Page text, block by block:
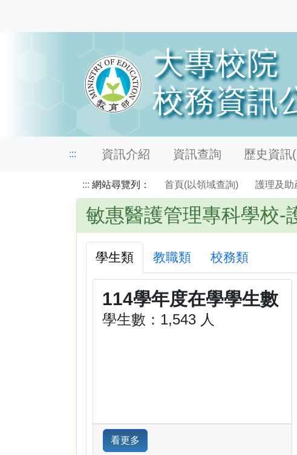
::: 資訊介紹 資訊查詢 歷史資訊
::: 網站尋覽列： 首頁(以領域查詢) 護理及助
敏惠醫護管理專科學校-
學生類 教職類 校務類
114學年度在學學生數
學生數：1,543 人
看更多